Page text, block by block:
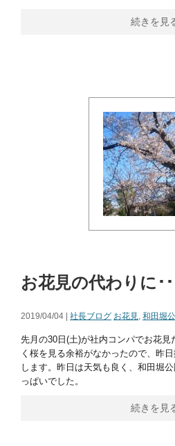
続きを見
お花見の代わりに･･
2019/04/04 | 社長ブログ お花見, 和田堀
先月の30日(土)が社内コンパでお花
く桜を見る余裕がなかったので、昨
します。昨日は天気も良く、和田堀
っぱいでした。
続きを見